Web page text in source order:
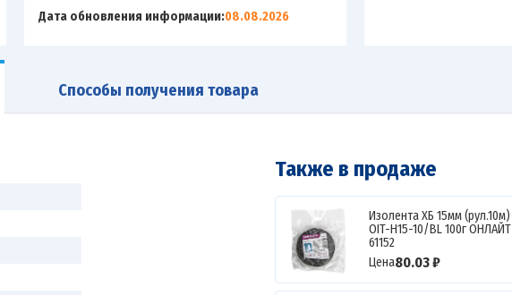
Дата обновления информации:08.08.2026
Способы получения товара
Также в продаже
Изолента ХБ 15мм (рул.10м)
OIT-H15-10/BL 100г ОНЛАЙТ
61152
Цена80.03 ₽